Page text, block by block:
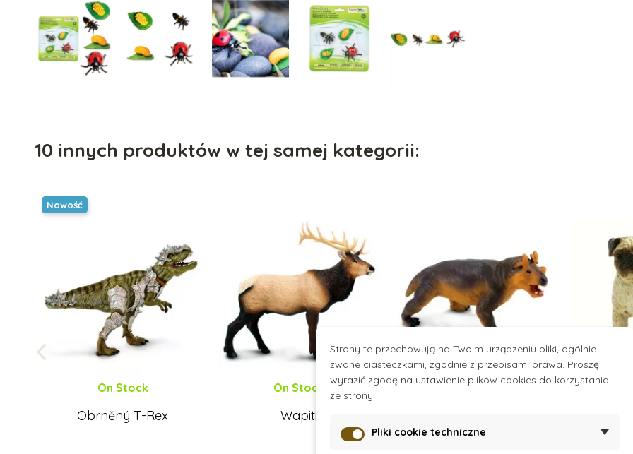
10 innych produktów w tej samej kategorii:
Nowość
On Stock
Obrněný T-Rex
On Stock
Wapiti
On Stock
Strony te przechowują na Twoim urządzeniu pliki, ogólnie
zwane ciasteczkami, zgodnie z przepisami prawa. Proszę
wyrazić zgodę na ustawienie plików cookies do korzystania
ze strony.
Pliki cookie techniczne